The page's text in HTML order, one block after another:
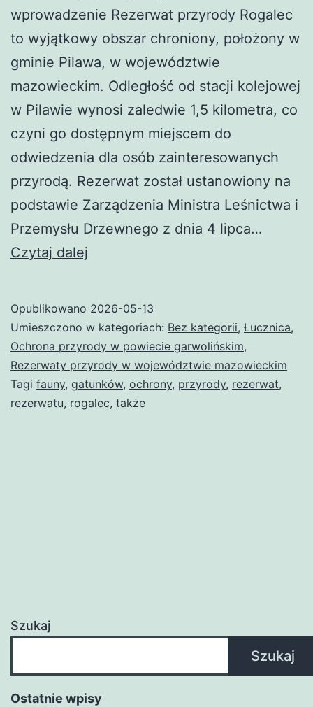
wprowadzenie Rezerwat przyrody Rogalec
to wyjątkowy obszar chroniony, położony w
gminie Pilawa, w województwie
mazowieckim. Odległość od stacji kolejowej
w Pilawie wynosi zaledwie 1,5 kilometra, co
czyni go dostępnym miejscem do
odwiedzenia dla osób zainteresowanych
przyrodą. Rezerwat został ustanowiony na
podstawie Zarządzenia Ministra Leśnictwa i
Przemysłu Drzewnego z dnia 4 lipca…
Czytaj dalej
Opublikowano 2026-05-13
Umieszczono w kategoriach: Bez kategorii, Łucznica,
Ochrona przyrody w powiecie garwolińskim,
Rezerwaty przyrody w województwie mazowieckim
Tagi fauny, gatunków, ochrony, przyrody, rezerwat,
rezerwatu, rogalec, także
Szukaj
Szukaj
Ostatnie wpisy